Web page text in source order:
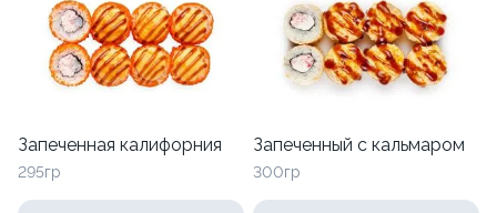
Запеченная калифорния
295гр
Запеченный с кальмаром
300гр